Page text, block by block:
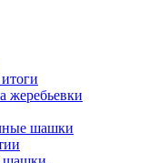
жеребьевки
шашки